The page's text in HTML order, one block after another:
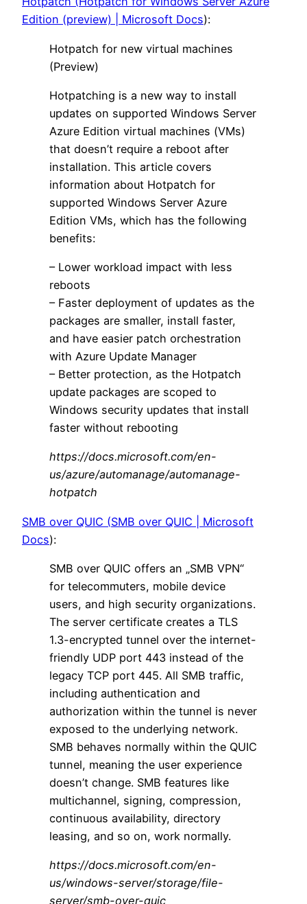
Edition (preview) | Microsoft Docs):
Hotpatch for new virtual machines
(Preview)
Hotpatching is a new way to install
updates on supported Windows Server
Azure Edition virtual machines (VMs)
that doesn’t require a reboot after
installation. This article covers
information about Hotpatch for
supported Windows Server Azure
Edition VMs, which has the following
benefits:
– Lower workload impact with less
reboots
– Faster deployment of updates as the
packages are smaller, install faster,
and have easier patch orchestration
with Azure Update Manager
– Better protection, as the Hotpatch
update packages are scoped to
Windows security updates that install
faster without rebooting
https://docs.microsoft.com/en-
us/azure/automanage/automanage-
hotpatch
SMB over QUIC (SMB over QUIC | Microsoft
Docs):
SMB over QUIC offers an „SMB VPN“
for telecommuters, mobile device
users, and high security organizations.
The server certificate creates a TLS
1.3-encrypted tunnel over the internet-
friendly UDP port 443 instead of the
legacy TCP port 445. All SMB traffic,
including authentication and
authorization within the tunnel is never
exposed to the underlying network.
SMB behaves normally within the QUIC
tunnel, meaning the user experience
doesn’t change. SMB features like
multichannel, signing, compression,
continuous availability, directory
leasing, and so on, work normally.
https://docs.microsoft.com/en-
us/windows-server/storage/file-
server/smb-over-quic